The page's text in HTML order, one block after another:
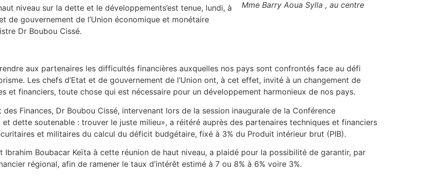
Mme Barry Aoua Sylla , au centre
niveau sur la dette et le développements’est tenue, lundi, à
de gouvernement de l’Union économique et monétaire
Dr Boubou Cissé.
aux partenaires les difficultés financières auxquelles nos pays sont confrontés face au défi
Les chefs d’Etat et de gouvernement de l’Union ont, à cet effet, invité à un changement de
et financiers, toute chose qui est nécessaire pour un développement harmonieux de nos pays.
Finances, Dr Boubou Cissé, intervenant lors de la session inaugurale de la Conférence
dette soutenable : trouver le juste milieu», a réitéré auprès des partenaires techniques et financiers
et militaires du calcul du déficit budgétaire, fixé à 3% du Produit intérieur brut (PIB).
Ibrahim Boubacar Keïta à cette réunion de haut niveau, a plaidé pour la possibilité de garantir, par
régional, afin de ramener le taux d’intérêt estimé à 7 ou 8% à 6% voire 3%.